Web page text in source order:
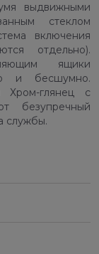
выдвижными
стеклом
включения
отдельно).
ящики
и бесшумно.
Хром-глянец с
безупречный
службы.